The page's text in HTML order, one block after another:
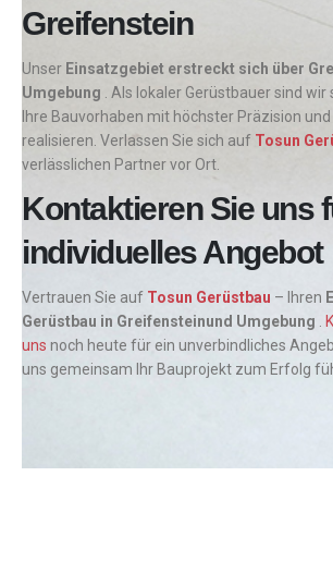
Greifenstein
Unser Einsatzgebiet erstreckt sich über
Umgebung
. Als lokaler Gerüstbauer sind
Ihre Bauvorhaben mit höchster Präzision
realisieren. Verlassen Sie sich auf Tosun
verlässlichen Partner vor Ort.
Kontaktieren Sie uns
individuelles Angebot
Vertrauen Sie auf Tosun Gerüstbau – Ihren
Gerüstbau in Greifensteinund Umgebung
uns noch heute für ein unverbindliches
uns gemeinsam Ihr Bauprojekt zum Erfolg